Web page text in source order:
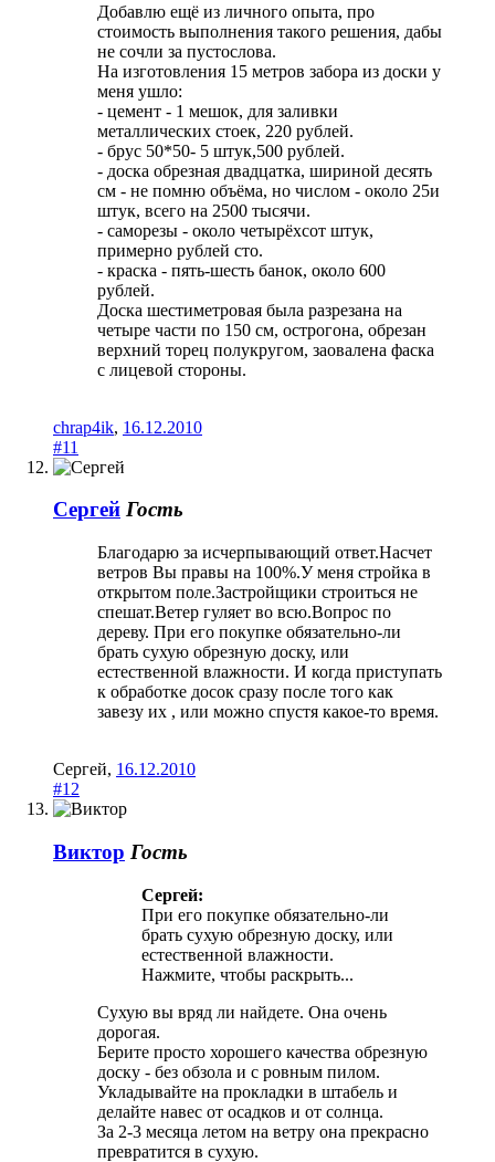
Добавлю ещё из личного опыта, про
стоимость выполнения такого решения, дабы
не сочли за пустослова.
На изготовления 15 метров забора из доски у
меня ушло:
- цемент - 1 мешок, для заливки
металлических стоек, 220 рублей.
- брус 50*50- 5 штук,500 рублей.
- доска обрезная двадцатка, шириной десять
см - не помню объёма, но числом - около 25и
штук, всего на 2500 тысячи.
- саморезы - около четырёхсот штук,
примерно рублей сто.
- краска - пять-шесть банок, около 600
рублей.
Доска шестиметровая была разрезана на
четыре части по 150 см, острогона, обрезан
верхний торец полукругом, заовалена фаска
с лицевой стороны.
chrap4ik, 16.12.2010
#11
Сергей Гость
Благодарю за исчерпывающий ответ.Насчет
ветров Вы правы на 100%.У меня стройка в
открытом поле.Застройщики строиться не
спешат.Ветер гуляет во всю.Вопрос по
дереву. При его покупке обязательно-ли
брать сухую обрезную доску, или
естественной влажности. И когда приступать
к обработке досок сразу после того как
завезу их , или можно спустя какое-то время.
Сергей, 16.12.2010
#12
Виктор Гость
Сергей:
При его покупке обязательно-ли
брать сухую обрезную доску, или
естественной влажности.
Нажмите, чтобы раскрыть...
Сухую вы вряд ли найдете. Она очень
дорогая.
Берите просто хорошего качества обрезную
доску - без обзола и с ровным пилом.
Укладывайте на прокладки в штабель и
делайте навес от осадков и от солнца.
За 2-3 месяца летом на ветру она прекрасно
превратится в сухую.